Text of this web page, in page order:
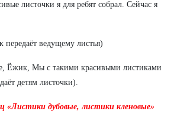
листочки я для ребят собрал. Сейчас я
передаёт ведущему листья)
Ёжик, Мы с такими красивыми листиками
детям листочки).
«Листики дубовые, листики кленовые»